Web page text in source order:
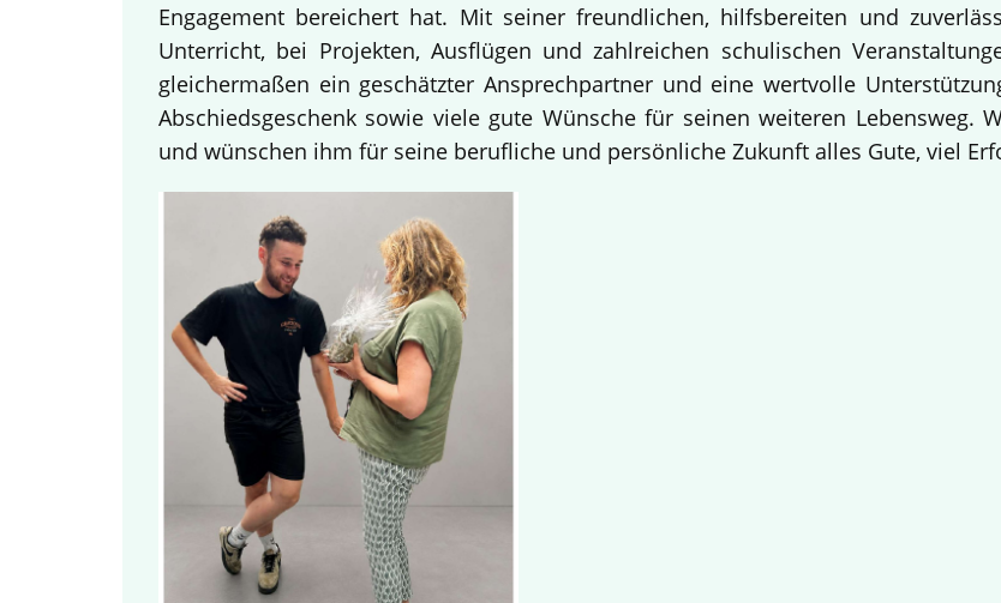
Engagement bereichert hat. Mit seiner freundlichen, hilfsbereiten und
Unterricht, bei Projekten, Ausflügen und zahlreichen schulischen
gleichermaßen ein geschätzter Ansprechpartner und eine wertvolle
Abschiedsgeschenk sowie viele gute Wünsche für seinen weiteren Lebensweg.
und wünschen ihm für seine berufliche und persönliche Zukunft alles Gute, viel